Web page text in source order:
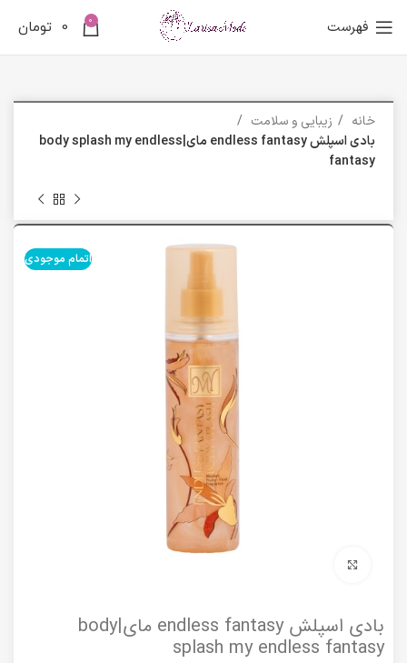
فهرست 0
0 تومان
خانه
زیبایی و سلامت
بادی اسپلش endless fantasy مای|body splash my endless
fantasy
اتمام موجودی
بادی اسپلش endless fantasy مای|body
splash my endless fantasy